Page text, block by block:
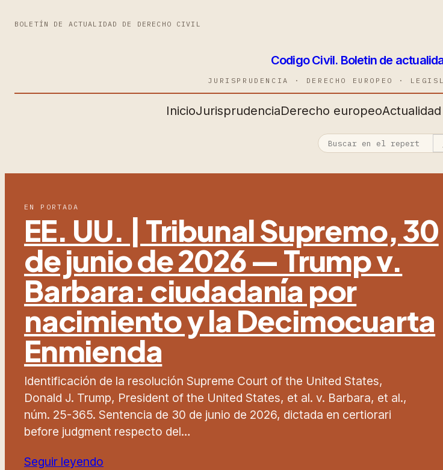
BOLETÍN DE ACTUALIDAD DE DERECHO CIVIL
Codigo Civil. Boletin de
JURISPRUDENCIA · DERECHO EUROPEO ·
InicioJurisprudenciaDerecho europeo
EN PORTADA
EE. UU. | Tribunal Supremo, 30
de junio de 2026 — Trump v.
Barbara: ciudadanía por
nacimiento y la Decimocuarta
Enmienda
Identificación de la resolución Supreme Court of the United States,
Donald J. Trump, President of the United States, et al. v. Barbara, et al.,
núm. 25-365. Sentencia de 30 de junio de 2026, dictada en certiorari
before judgment respecto del…
Seguir leyendo